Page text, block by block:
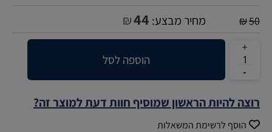
₪50 מחיר מבצע: ₪44
הוספה לסל
רוצה להיות הראשון שמוסיף חוות דעת למוצר זה?
הוסף לרשימת המשאלות